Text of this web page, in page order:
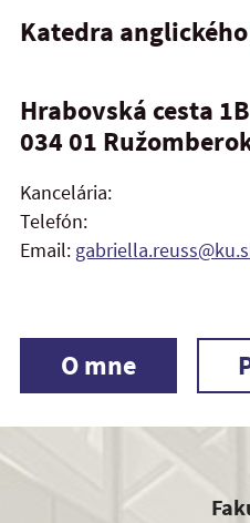
Katedra
Hrabovská cesta 1B
034 01
Kancelária:
Telefón:
Email:
O mne